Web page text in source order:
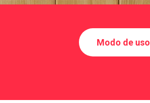
Modo de uso